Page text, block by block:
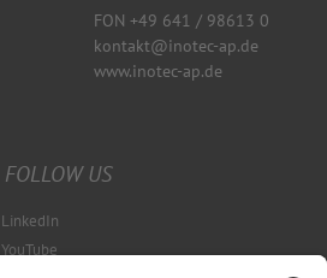
FON +49 641 / 98613 0
kontakt@inotec-ap.de
www.inotec-ap.de
FOLLOW US
LinkedIn
YouTube